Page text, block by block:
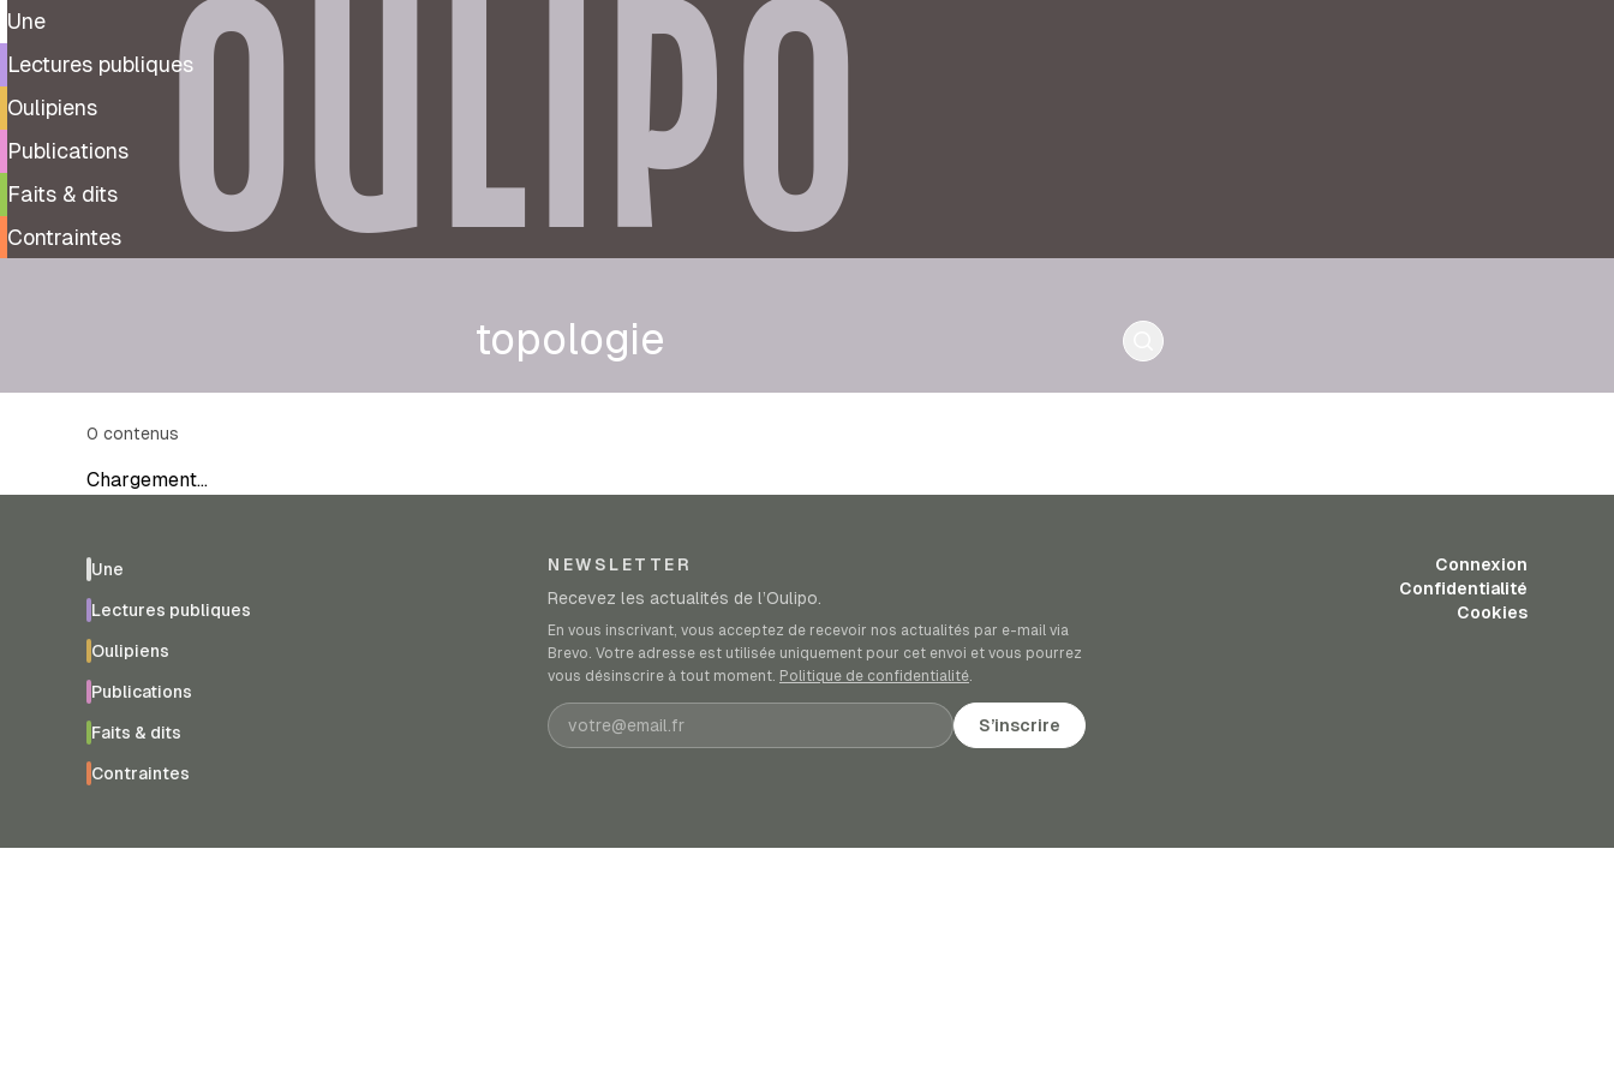
Une
Lectures publiques
Oulipiens
Publications
Faits & dits
Contraintes
OULIPO
topologie
0 contenus
Chargement…
Une
Lectures publiques
Oulipiens
Publications
Faits & dits
Contraintes
NEWSLETTER
Recevez les actualités de l’Oulipo.
En vous inscrivant, vous acceptez de recevoir nos actualités par e-mail via
Brevo. Votre adresse est utilisée uniquement pour cet envoi et vous pourrez
vous désinscrire à tout moment. Politique de confidentialité.
Adresse e-mail S’inscrire
Connexion
Confidentialité
Cookies